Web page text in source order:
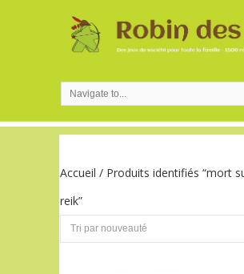
Accueil / Produits identifiés “mort
reik”